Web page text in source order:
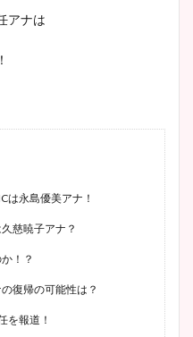
アナは
は永島優美アナ！
慈暁子アナ？
！？
復帰の可能性は？
を報道！